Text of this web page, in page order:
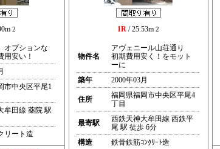
2
プションな
用安い！
市中央区平尾1
牟田線 薬院 駅
リート造
1R / 25.53m 2
物件名
アヴェニール山荘通り
初期費用安く！をモット
ーに
築年
2000年03月
住所
福岡県福岡市中央区平尾4
丁目
最寄駅
西鉄天神大牟田線 西鉄平
尾 駅 徒歩 6分
構造
鉄骨鉄筋ｺﾝｸﾘｰﾄ造